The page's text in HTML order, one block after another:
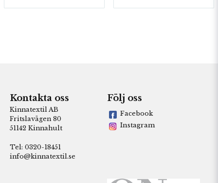
Kontakta oss
Kinnatextil AB
Fritslavägen 80
51142 Kinnahult
Tel: 0320-18451
info@kinnatextil.se
Följ oss
Facebook
Instagram